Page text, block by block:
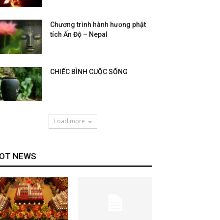
Chương trình hành hương phật
tích Ấn Độ – Nepal
CHIẾC BÌNH CUỘC SỐNG
Load more
NEWS